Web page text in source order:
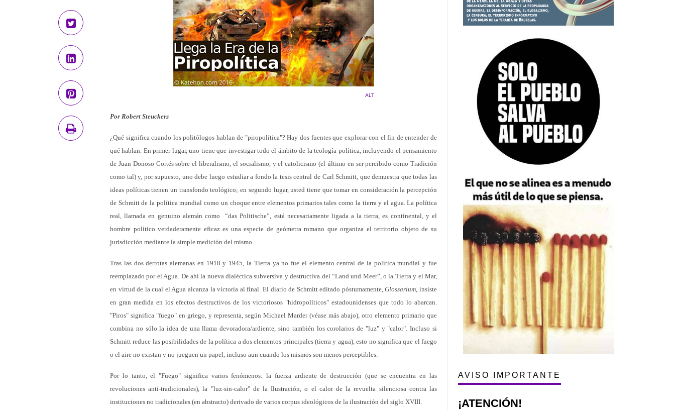
ALT
Por Robert Steuckers
¿Qué significa cuando los politólogos hablan de "piropolítica"? Hay dos fuentes que explorar con el fin de entender de
qué hablan. En primer lugar, uno tiene que investigar todo el ámbito de la teología política, incluyendo el pensamiento
de Juan Donoso Cortés sobre el liberalismo, el socialismo, y el catolicismo (el último en ser percibido como Tradición
como tal) y, por supuesto, uno debe luego estudiar a fondo la tesis central de Carl Schmitt, que demuestra que todas las
ideas políticas tienen un transfondo teológico; en segundo lugar, usted tiene que tomar en consideración la percepción
de Schmitt de la política mundial como un choque entre elementos primarios tales como la tierra y el agua. La política
real, llamada en genuino alemán como “das Politische”, está necesariamente ligada a la tierra, es continental, y el
hombre político verdaderamente eficaz es una especie de geómetra romano que organiza el territorio objeto de su
jurisdicción mediante la simple medición del mismo.
Tras las dos derrotas alemanas en 1918 y 1945, la Tierra ya no fue el elemento central de la política mundial y fue
reemplazado por el Agua. De ahí la nueva dialéctica subversiva y destructiva del “Land und Meer”, o la Tierra y el Mar,
en virtud de la cual el Agua alcanza la victoria al final. El diario de Schmitt editado póstumamente,Glossarium, insiste
en gran medida en los efectos destructivos de los victoriosos "hidropolíticos" estadounidenses que todo lo abarcan.
"Piros" significa "fuego" en griego, y representa, según Michael Marder (véase más abajo), otro elemento primario que
combina no sólo la idea de una llama devoradora/ardiente, sino también los corolarios de "luz" y "calor". Incluso si
Schmitt reduce las posibilidades de la política a dos elementos principales (tierra y agua), esto no significa que el fuego
o el aire no existan y no jueguen un papel, incluso aun cuando los mismos son menos perceptibles.
Por lo tanto, el "Fuego" significa varios fenómenos: la fuerza ardiente de destrucción (que se encuentra en las
revoluciones anti-tradicionales), la "luz-sin-calor" de la Ilustración, o el calor de la revuelta silenciosa contra las
instituciones no tradicionales (en abstracto) derivado de varios corpus ideológicos de la ilustración del siglo XVIII.
AVISO IMPORTANTE
¡ATENCIÓN!